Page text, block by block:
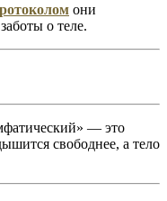
они
о теле.
— это
свободнее, а тело